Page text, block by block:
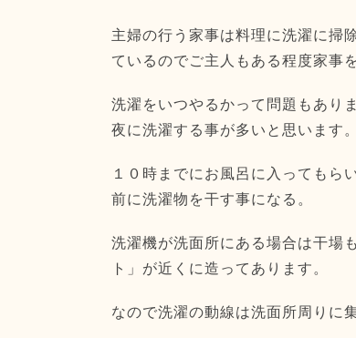
主婦の行う家事は料理に洗濯に掃
ているのでご主人もある程度家事
洗濯をいつやるかって問題もあり
夜に洗濯する事が多いと思います。
１０時までにお風呂に入ってもら
前に洗濯物を干す事になる。
洗濯機が洗面所にある場合は干場
ト」が近くに造ってあります。
なので洗濯の動線は洗面所周りに